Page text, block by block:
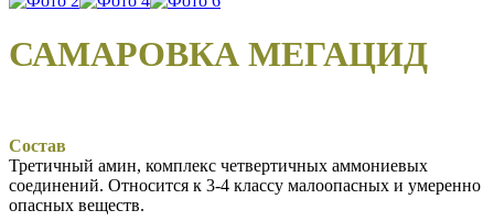
САМАРОВКА МЕГАЦИД
Состав
Третичный амин, комплекс четвертичных аммониевых
соединений. Относится к 3-4 классу малоопасных и умеренно
опасных веществ.